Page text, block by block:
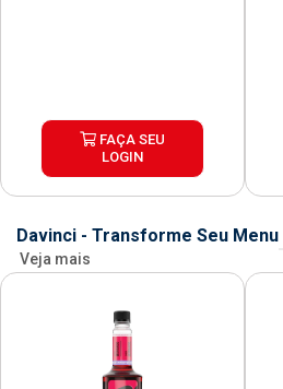
FAÇA SEU
LOGIN
Davinci - Transforme Seu Menu
Veja mais